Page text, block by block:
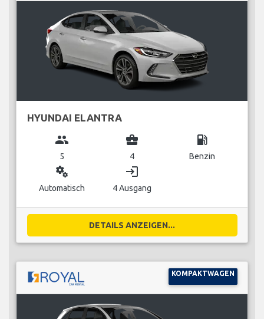
HYUNDAI ELANTRA
group
5
business_center
4
local_gas_station
Benzin
miscellaneous_services
Automatisch
login
4 Ausgang
DETAILS ANZEIGEN...
KOMPAKTWAGEN